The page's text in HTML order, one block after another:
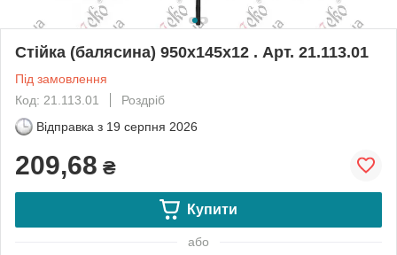
Стійка (балясина) 950х145х12 . Арт. 21.113.01
Під замовлення
Код: 21.113.01
Роздріб
Відправка з 19 серпня 2026
209,68 ₴
Купити
або